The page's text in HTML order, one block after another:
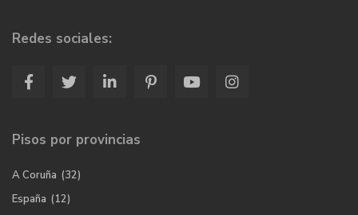
Redes sociales:
Pisos por provincias
A Coruña (32)
España (12)